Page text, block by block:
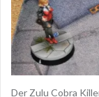
Der Zulu Cobra